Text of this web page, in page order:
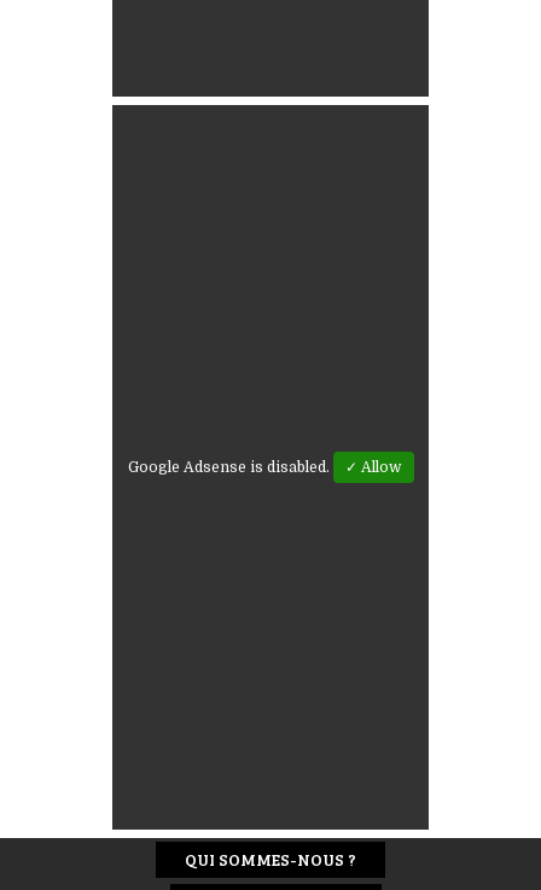
Google Adsense is disabled. ✓ Allow
QUI SOMMES-NOUS ?